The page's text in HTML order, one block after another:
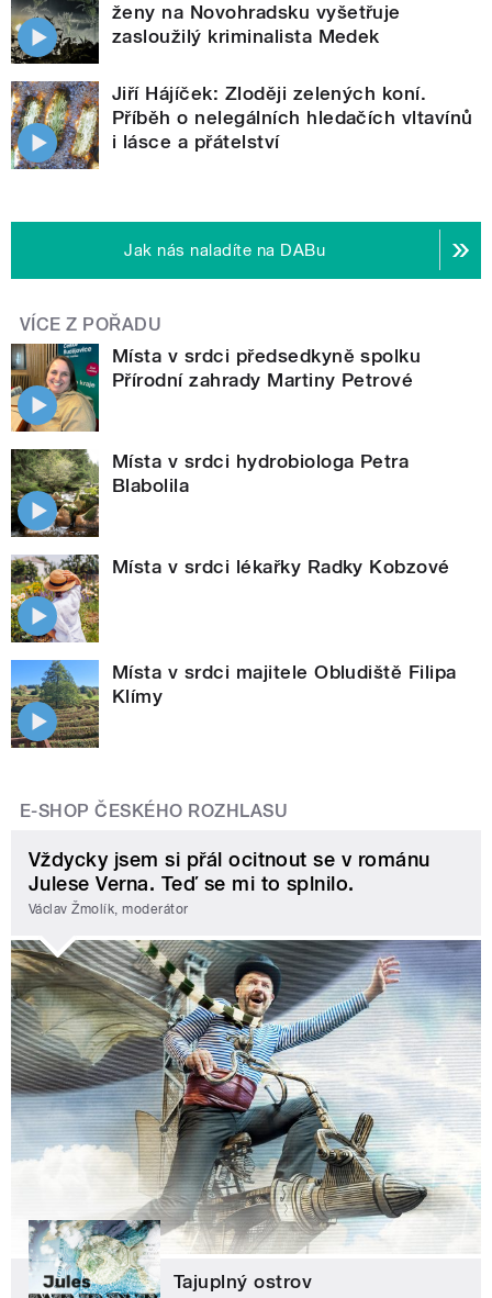
ženy na Novohradsku vyšetřuje
zasloužilý kriminalista Medek
Jiří Hájíček: Zloději zelených koní.
Příběh o nelegálních hledačích vltavínů
i lásce a přátelství
Jak nás naladíte na DABu
VÍCE Z POŘADU
Místa v srdci předsedkyně spolku
Přírodní zahrady Martiny Petrové
Místa v srdci hydrobiologa Petra
Blabolila
Místa v srdci lékařky Radky Kobzové
Místa v srdci majitele Obludiště Filipa
Klímy
E-SHOP ČESKÉHO ROZHLASU
Vždycky jsem si přál ocitnout se v románu
Julese Verna. Teď se mi to splnilo.
Václav Žmolík, moderátor
Tajuplný ostrov